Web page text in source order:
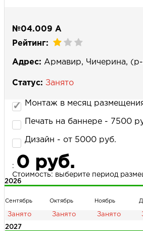
№04.009 А
Рейтинг:
Адрес: Армавир, Чичерина,
Статус: Занято
Монтаж в месяц
Печать на баннере - 7500
Дизайн - от 5000 руб.
: 0 руб.
Стоимость: выберите период
2026
Сентябрь Октябрь Ноябрь
2027